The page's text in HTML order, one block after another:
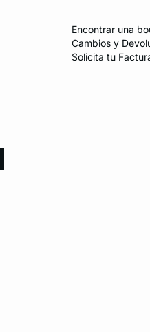
Encontrar una
Cambios y
Solicita tu